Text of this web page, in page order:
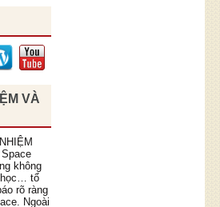
VÀ
không
học… tổ
rõ ràng
Ngoài